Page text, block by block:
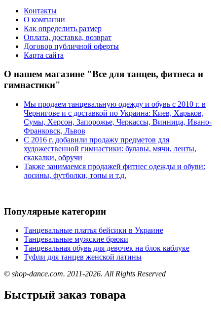
Контакты
О компании
Как определить размер
Оплата, доставка, возврат
Договор публичной оферты
Карта сайта
О нашем магазине "Все для танцев, фитнеса и
гимнастики"
Мы продаем танцевальную одежду и обувь с 2010 г. в
Чернигове и с доставкой по Украина: Киев, Харьков,
Сумы, Херсон, Запорожье, Черкассы, Винница, Ивано-
Франковск, Львов
С 2016 г. добавили продажу предметов для
художественной гимнастики: булавы, мячи, ленты,
скакалки, обручи
Также занимаемся продажей фитнес одежды и обуви:
лосины, футболки, топы и т.д.
Популярные категории
Танцевальные платья бейсики в Украине
Танцевальные мужские брюки
Танцевальная обувь для девочек на блок каблуке
Туфли для танцев женской латины
© shop-dance.com. 2011-2026. All Rights Reserved
Быстрый заказ товара